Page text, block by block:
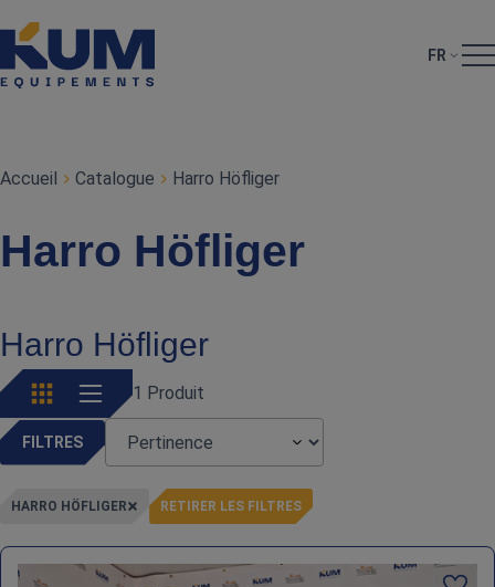
FR
Accueil Catalogue Harro Höfliger
Harro Höfliger
Harro Höfliger
1 Produit
FILTRES
HARRO HÖFLIGER RETIRER LES FILTRES